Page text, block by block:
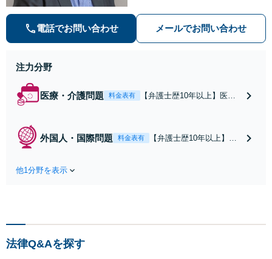
故の後遺障害認定など実績多数【税
務訴訟】税務調査や審査請求、国際
電話でお問い合わせ メールでお問い合わせ
注力分野
医療・介護問題 料金表有
【弁護士歴10年以上】医療
スが疑われる」「手術をし
たのに病状に変化がない」
外国人・国際問題 料金表有
【弁護士歴10年以上】
い。刑事事件にも英語で
他1分野を表示
法律Q&Aを探す